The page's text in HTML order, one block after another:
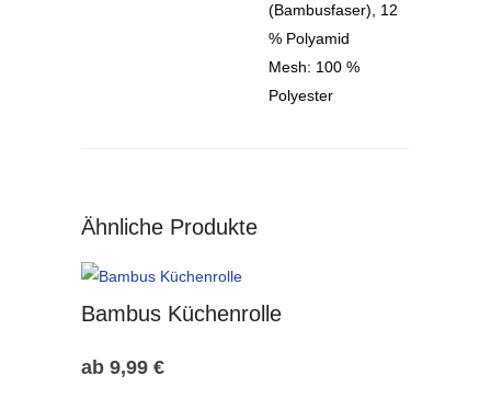
(Bambusfaser), 12
% Polyamid
Mesh: 100 %
Polyester
Ähnliche Produkte
Bambus Küchenrolle
ab 9,99 €